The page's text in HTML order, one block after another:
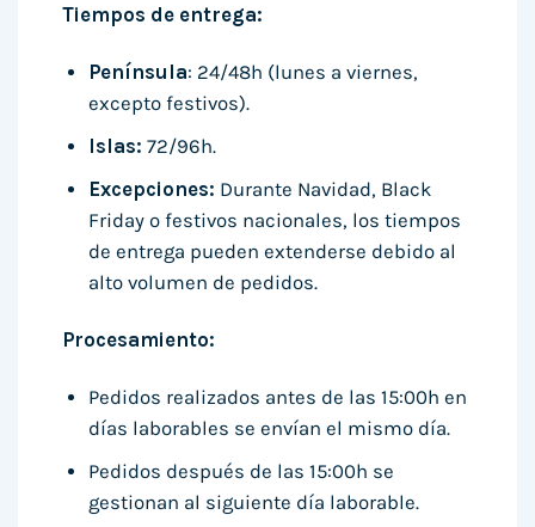
Tiempos de entrega:
Península: 24/48h (lunes a viernes,
excepto festivos).
Islas: 72/96h.
Excepciones: Durante Navidad, Black
Friday o festivos nacionales, los tiempos
de entrega pueden extenderse debido al
alto volumen de pedidos.
Procesamiento:
Pedidos realizados antes de las 15:00h en
días laborables se envían el mismo día.
Pedidos después de las 15:00h se
gestionan al siguiente día laborable.